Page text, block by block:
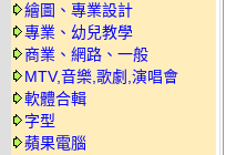
繪圖、專業設計
專業、幼兒教學
商業、網路、一般
MTV,音樂,歌劇,演唱會
軟體合輯
字型
蘋果電腦